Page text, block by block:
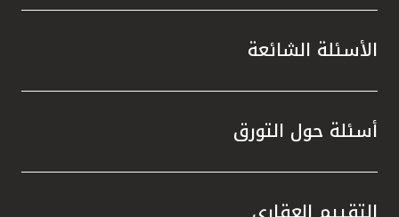
الأسئلة الشائعة
أسئلة حول التورق